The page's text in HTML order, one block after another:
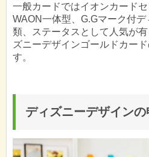
一般カードではイオンカード
WAON一体型、G.Gマーク付
類、ステータスとして人気が
ズニーデザインゴールドカー
す。
ディズニーデザイン